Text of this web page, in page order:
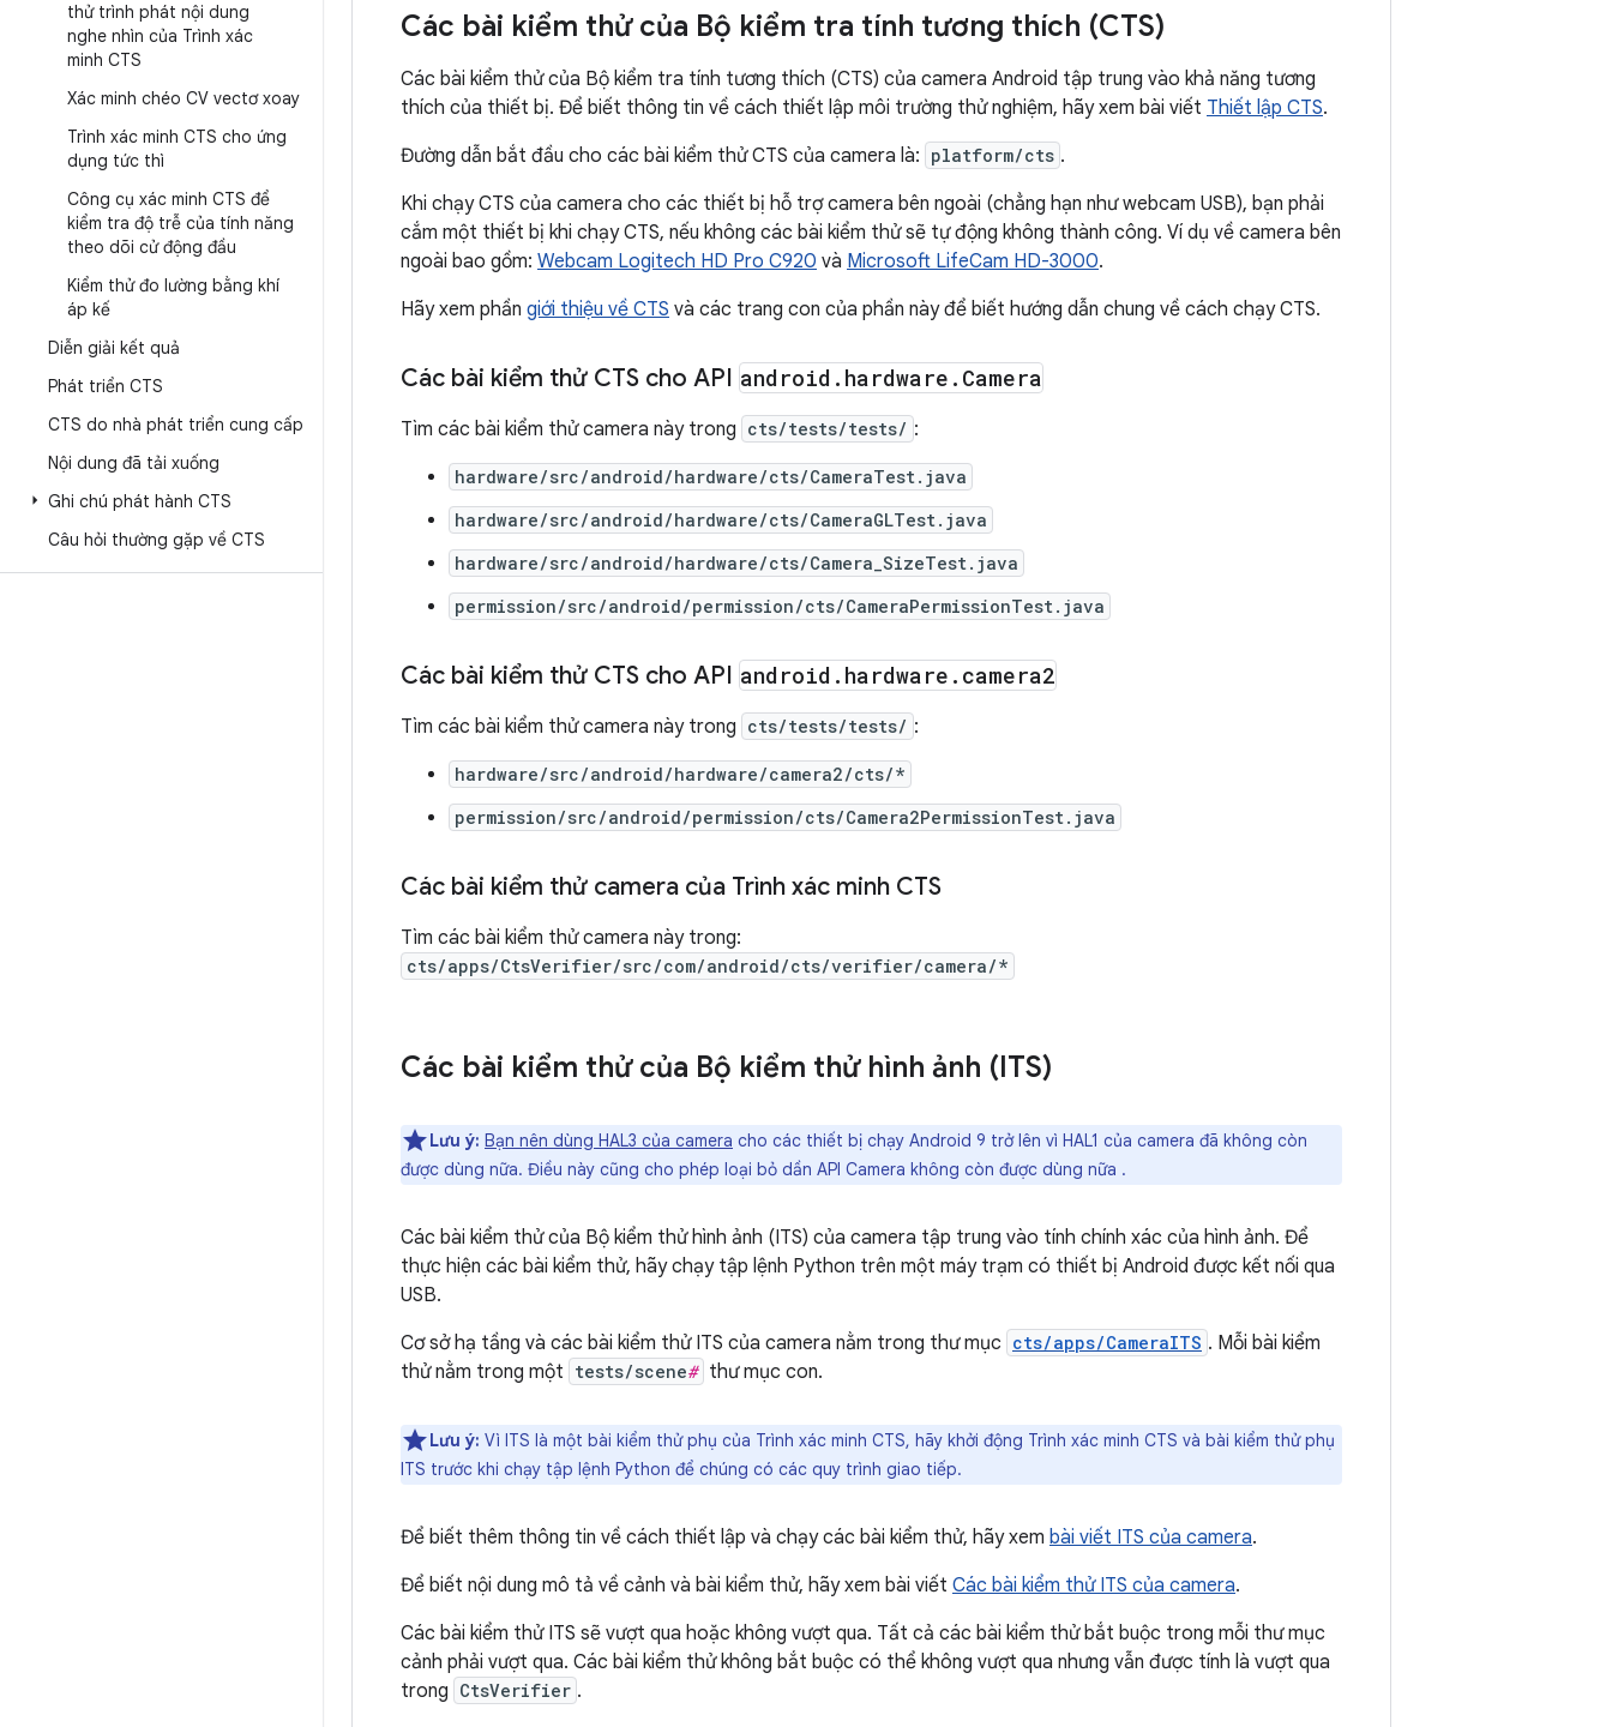
thử trình phát nội dung
nghe nhìn của Trình xác
minh CTS
Xác minh chéo CV vectơ xoay
Trình xác minh CTS cho ứng
dụng tức thì
Công cụ xác minh CTS để
kiểm tra độ trễ của tính năng
theo dõi cử động đầu
Kiểm thử đo lường bằng khí
áp kế
Diễn giải kết quả
Phát triển CTS
CTS do nhà phát triển cung cấp
Nội dung đã tải xuống
Ghi chú phát hành CTS
Câu hỏi thường gặp về CTS
Các bài kiểm thử của Bộ kiểm tra tính tương thích (CTS)
Các bài kiểm thử của Bộ kiểm tra tính tương thích (CTS) của camera Android tập trung vào khả năng tương
thích của thiết bị. Để biết thông tin về cách thiết lập môi trường thử nghiệm, hãy xem bài viết Thiết lập CTS.
Đường dẫn bắt đầu cho các bài kiểm thử CTS của camera là: platform/cts .
Khi chạy CTS của camera cho các thiết bị hỗ trợ camera bên ngoài (chẳng hạn như webcam USB), bạn phải
cắm một thiết bị khi chạy CTS, nếu không các bài kiểm thử sẽ tự động không thành công. Ví dụ về camera bên
ngoài bao gồm: Webcam Logitech HD Pro C920 và Microsoft LifeCam HD-3000.
Hãy xem phần giới thiệu về CTS và các trang con của phần này để biết hướng dẫn chung về cách chạy CTS.
Các bài kiểm thử CTS cho API android . hardware . Camera
Tìm các bài kiểm thử camera này trong cts/tests/tests/ :
hardware/src/android/hardware/cts/CameraTest.java
hardware/src/android/hardware/cts/CameraGLTest.java
hardware/src/android/hardware/cts/Camera_SizeTest.java
permission/src/android/permission/cts/CameraPermissionTest.java
Các bài kiểm thử CTS cho API android . hardware . camera2
Tìm các bài kiểm thử camera này trong cts/tests/tests/ :
hardware/src/android/hardware/camera2/cts/*
permission/src/android/permission/cts/Camera2PermissionTest.java
Các bài kiểm thử camera của Trình xác minh CTS
Tìm các bài kiểm thử camera này trong:
cts/apps/CtsVerifier/src/com/android/cts/verifier/camera/*
Các bài kiểm thử của Bộ kiểm thử hình ảnh (ITS)
Lưu ý: Bạn nên dùng HAL3 của camera cho các thiết bị chạy Android 9 trở lên vì HAL1 của camera đã không còn
được dùng nữa. Điều này cũng cho phép loại bỏ dần API Camera không còn được dùng nữa .
Các bài kiểm thử của Bộ kiểm thử hình ảnh (ITS) của camera tập trung vào tính chính xác của hình ảnh. Để
thực hiện các bài kiểm thử, hãy chạy tập lệnh Python trên một máy trạm có thiết bị Android được kết nối qua
USB.
Cơ sở hạ tầng và các bài kiểm thử ITS của camera nằm trong thư mục cts/apps/CameraITS . Mỗi bài kiểm
thử nằm trong một tests/scene# thư mục con.
Lưu ý: Vì ITS là một bài kiểm thử phụ của Trình xác minh CTS, hãy khởi động Trình xác minh CTS và bài kiểm thử phụ
ITS trước khi chạy tập lệnh Python để chúng có các quy trình giao tiếp.
Để biết thêm thông tin về cách thiết lập và chạy các bài kiểm thử, hãy xem bài viết ITS của camera.
Để biết nội dung mô tả về cảnh và bài kiểm thử, hãy xem bài viết Các bài kiểm thử ITS của camera.
Các bài kiểm thử ITS sẽ vượt qua hoặc không vượt qua. Tất cả các bài kiểm thử bắt buộc trong mỗi thư mục
cảnh phải vượt qua. Các bài kiểm thử không bắt buộc có thể không vượt qua nhưng vẫn được tính là vượt qua
trong CtsVerifier .